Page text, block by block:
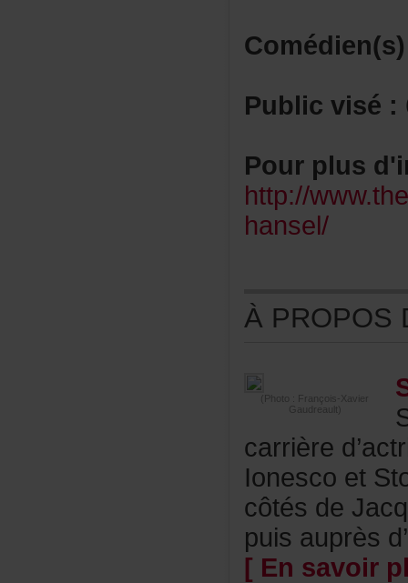
Publicvisé:
http://
hansel/
(Photo:François-Xavier
Gaudreault)